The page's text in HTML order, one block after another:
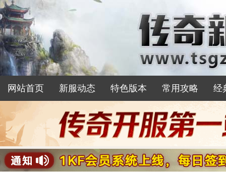
网站首页 新服动态 特色版本 常用攻略 经